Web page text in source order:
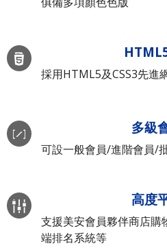
採用HTML5及CSS3先進
多級
可設一般會員/進階會員/
高度
支援美安會員夥伴商店購
端排名系統等